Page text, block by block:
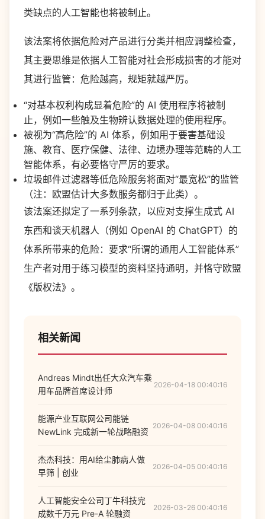
类缺点的人工智能也将被制止。
该法案将依据危险对产品进行分类并相应调整检查，
其主要思维是依据人工智能对社会形成损害的才能对
其进行监管：危险越高，规矩就越严厉。
“对基本权利构成显着危险”的 AI 使用程序将被制
止，例如一些触及生物辨认数据处理的使用程序。
被视为“高危险”的 AI 体系，例如用于要害基础设
施、教育、医疗保健、法律、边境办理等范畴的人工
智能体系，有必要恪守严厉的要求。
垃圾邮件过滤器等低危险服务将面对“最宽松”的监管
（注：欧盟估计大多数服务都归于此类）。
该法案还拟定了一系列条款，以应对支撑生成式 AI
东西和谈天机器人（例如 OpenAI 的 ChatGPT）的
体系所带来的危险：要求“所谓的通用人工智能体系”
生产者对用于练习模型的资料坚持通明，并恪守欧盟
《版权法》。
相关新闻
Andreas Mindt出任大众汽车乘
用车品牌首席设计师
2026-04-18 00:40:16
能源产业互联网公司能链
NewLink 完成新一轮战略融资
2026-04-08 00:40:16
杰杰科技：用AI给尘肺病人做
早筛 | 创业
2026-04-05 00:40:16
人工智能安全公司丁牛科技完
成数千万元 Pre-A 轮融资
2026-03-26 00:40:16